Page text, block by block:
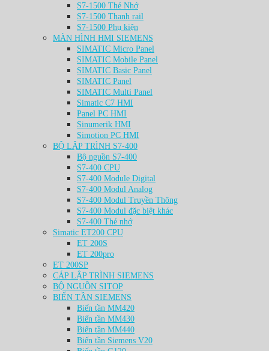
S7-1500 Thẻ Nhớ
S7-1500 Thanh rail
S7-1500 Phụ kiện
MÀN HÌNH HMI SIEMENS
SIMATIC Micro Panel
SIMATIC Mobile Panel
SIMATIC Basic Panel
SIMATIC Panel
SIMATIC Multi Panel
Simatic C7 HMI
Panel PC HMI
Sinumerik HMI
Simotion PC HMI
BỘ LẬP TRÌNH S7-400
Bộ nguồn S7-400
S7-400 CPU
S7-400 Module Digital
S7-400 Modul Analog
S7-400 Modul Truyền Thông
S7-400 Modul đặc biệt khác
S7-400 Thẻ nhớ
Simatic ET200 CPU
ET 200S
ET 200pro
ET 200SP
CÁP LẬP TRÌNH SIEMENS
BỘ NGUỒN SITOP
BIẾN TẦN SIEMENS
Biến tần MM420
Biến tần MM430
Biến tần MM440
Biến tần Siemens V20